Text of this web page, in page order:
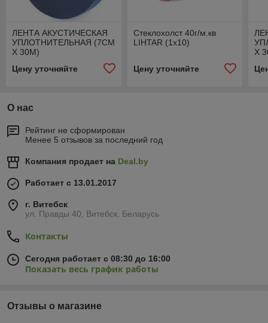
ЛЕНТА АКУСТИЧЕСКАЯ
УПЛОТНИТЕЛЬНАЯ (7СМ
Х 30М)
Цену уточняйте
Стеклохолст 40г/м.кв
LIHTAR (1х10)
Цену уточняйте
Х
О нас
Рейтинг не сформирован
Менее 5 отзывов за последний год
Компания продает на Deal.by
Работает с 13.01.2017
г. Витебск
ул. Правды 40, Витебск, Беларусь
Контакты
Сегодня работает с 08:30 до 16:00
Показать весь график работы
Отзывы о магазине